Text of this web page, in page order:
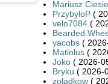
Mariusz
PrzybyloP(
velo7084(
yacobs(
Matiolus(
Joko( 2026-
Bryku ( 2026-
zoladkow(